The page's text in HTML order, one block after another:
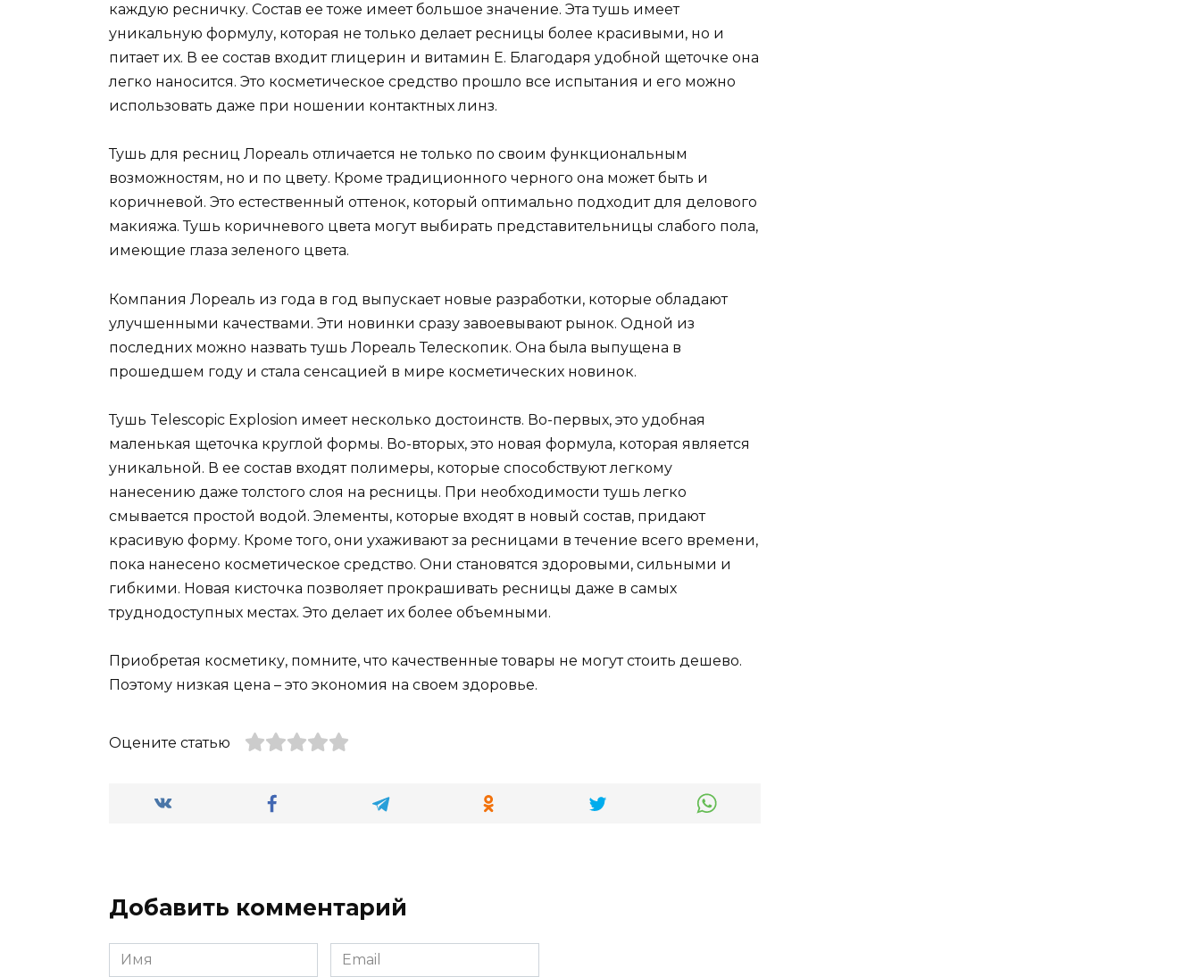
каждую ресничку. Состав ее тоже имеет большое значение. Эта тушь имеет
уникальную формулу, которая не только делает ресницы более красивыми, но и
питает их. В ее состав входит глицерин и витамин E. Благодаря удобной щеточке она
легко наносится. Это косметическое средство прошло все испытания и его можно
использовать даже при ношении контактных линз.
Тушь для ресниц Лореаль отличается не только по своим функциональным
возможностям, но и по цвету. Кроме традиционного черного она может быть и
коричневой. Это естественный оттенок, который оптимально подходит для делового
макияжа. Тушь коричневого цвета могут выбирать представительницы слабого пола,
имеющие глаза зеленого цвета.
Компания Лореаль из года в год выпускает новые разработки, которые обладают
улучшенными качествами. Эти новинки сразу завоевывают рынок. Одной из
последних можно назвать тушь Лореаль Телескопик. Она была выпущена в
прошедшем году и стала сенсацией в мире косметических новинок.
Тушь Telescopic Explosion имеет несколько достоинств. Во-первых, это удобная
маленькая щеточка круглой формы. Во-вторых, это новая формула, которая является
уникальной. В ее состав входят полимеры, которые способствуют легкому
нанесению даже толстого слоя на ресницы. При необходимости тушь легко
смывается простой водой. Элементы, которые входят в новый состав, придают
красивую форму. Кроме того, они ухаживают за ресницами в течение всего времени,
пока нанесено косметическое средство. Они становятся здоровыми, сильными и
гибкими. Новая кисточка позволяет прокрашивать ресницы даже в самых
труднодоступных местах. Это делает их более объемными.
Приобретая косметику, помните, что качественные товары не могут стоить дешево.
Поэтому низкая цена – это экономия на своем здоровье.
Оцените статью
Добавить комментарий
Имя
Email